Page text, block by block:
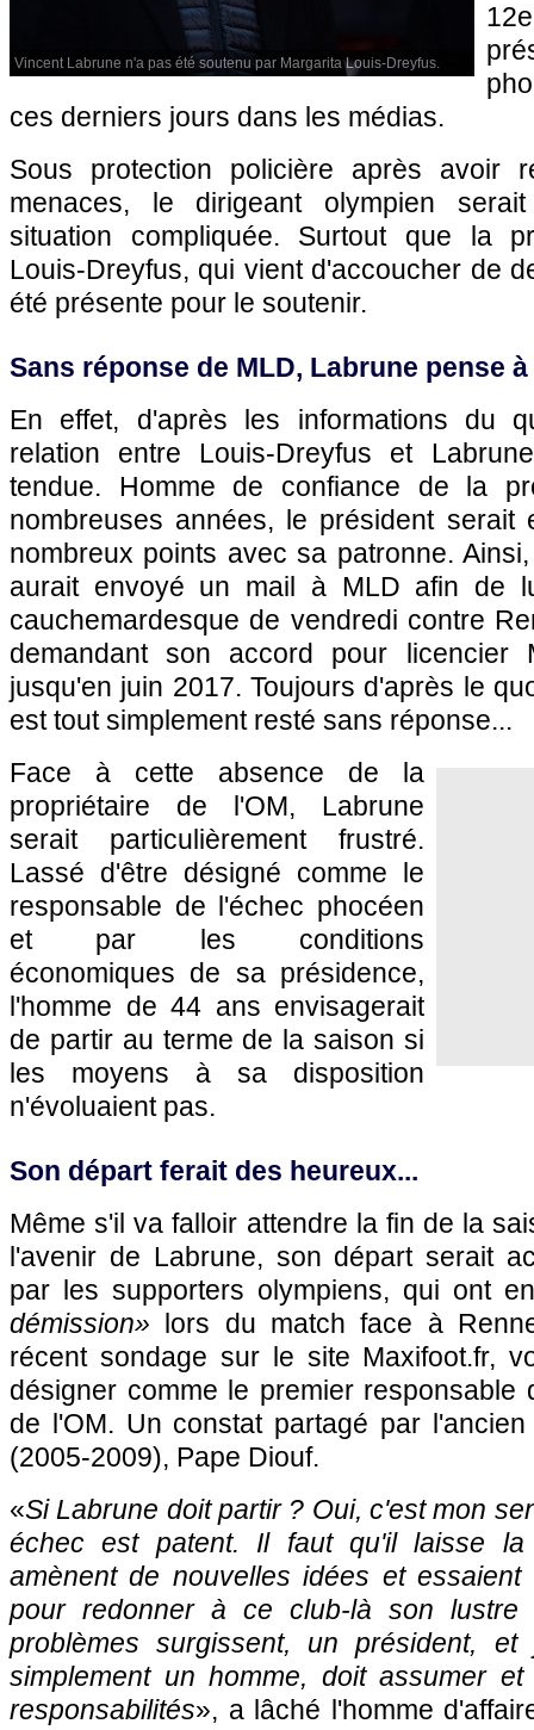
Vincent Labrune n'a pas été soutenu par Margarita Louis-Dreyfus.
ces derniers jours dans les médias.
Sous protection policière après avoir
menaces, le dirigeant olympien
situation compliquée. Surtout que la
Louis-Dreyfus, qui vient d'accoucher de
été présente pour le soutenir.
Sans réponse de MLD, Labrune pense
En effet, d'après les informations du
relation entre Louis-Dreyfus et
tendue. Homme de confiance de la
nombreuses années, le président serait
nombreux points avec sa patronne.
aurait envoyé un mail à MLD afin de
cauchemardesque de vendredi contre
demandant son accord pour licencier
jusqu'en juin 2017. Toujours d'après le
est tout simplement resté sans réponse...
Face à cette absence de la
propriétaire de l'OM, Labrune
serait particulièrement frustré.
Lassé d'être désigné comme le
responsable de l'échec phocéen
et par les conditions
économiques de sa présidence,
l'homme de 44 ans envisagerait
de partir au terme de la saison si
les moyens à sa disposition
n'évoluaient pas.
Son départ ferait des heureux...
Même s'il va falloir attendre la fin de la
l'avenir de Labrune, son départ serait
par les supporters olympiens, qui ont
démission» lors du match face à
récent sondage sur le site Maxifoot.fr,
désigner comme le premier responsable
de l'OM. Un constat partagé par
(2005-2009), Pape Diouf.
«Si Labrune doit partir ? Oui, c'est mon
échec est patent. Il faut qu'il laisse la
amènent de nouvelles idées et
pour redonner à ce club-là son lustre
problèmes surgissent, un président,
simplement un homme, doit assumer
responsabilités», a lâché l'homme